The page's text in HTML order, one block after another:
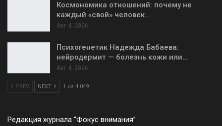
Космономика отношений: почему не
каждый «свой» человек…
Авг 4, 2026
Психогенетик Надежда Бабаева:
нейродермит — болезнь кожи или…
Авг 4, 2026
PREV NEXT 1 из 4 049
Редакция журнала “Фокус внимания”